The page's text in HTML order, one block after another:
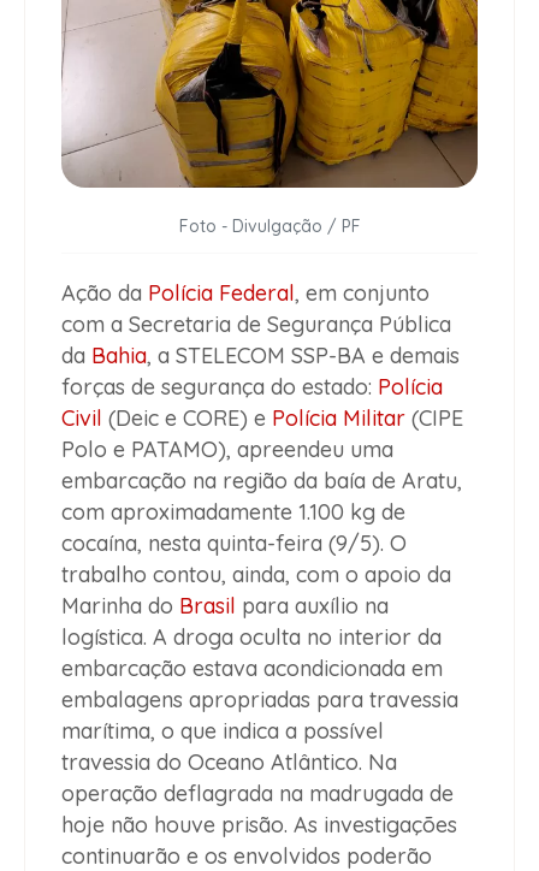
Foto - Divulgação / PF
Ação da Polícia Federal, em conjunto
com a Secretaria de Segurança Pública
da Bahia, a STELECOM SSP-BA e demais
forças de segurança do estado: Polícia
Civil (Deic e CORE) e Polícia Militar (CIPE
Polo e PATAMO), apreendeu uma
embarcação na região da baía de Aratu,
com aproximadamente 1.100 kg de
cocaína, nesta quinta-feira (9/5). O
trabalho contou, ainda, com o apoio da
Marinha do Brasil para auxílio na
logística. A droga oculta no interior da
embarcação estava acondicionada em
embalagens apropriadas para travessia
marítima, o que indica a possível
travessia do Oceano Atlântico. Na
operação deflagrada na madrugada de
hoje não houve prisão. As investigações
continuarão e os envolvidos poderão